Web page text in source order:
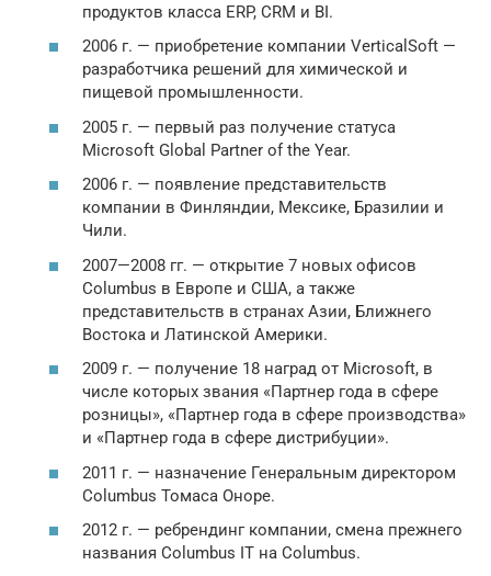
продуктов класса ERP, CRM и BI.
2006 г. — приобретение компании VerticalSoft —
разработчика решений для химической и
пищевой промышленности.
2005 г. — первый раз получение статуса
Microsoft Global Partner of the Year.
2006 г. — появление представительств
компании в Финляндии, Мексике, Бразилии и
Чили.
2007—2008 гг. — открытие 7 новых офисов
Columbus в Европе и США, а также
представительств в странах Азии, Ближнего
Востока и Латинской Америки.
2009 г. — получение 18 наград от Microsoft, в
числе которых звания «Партнер года в сфере
розницы», «Партнер года в сфере производства»
и «Партнер года в сфере дистрибуции».
2011 г. — назначение Генеральным директором
Columbus Томаса Оноре.
2012 г. — ребрендинг компании, смена прежнего
названия Columbus IT на Columbus.